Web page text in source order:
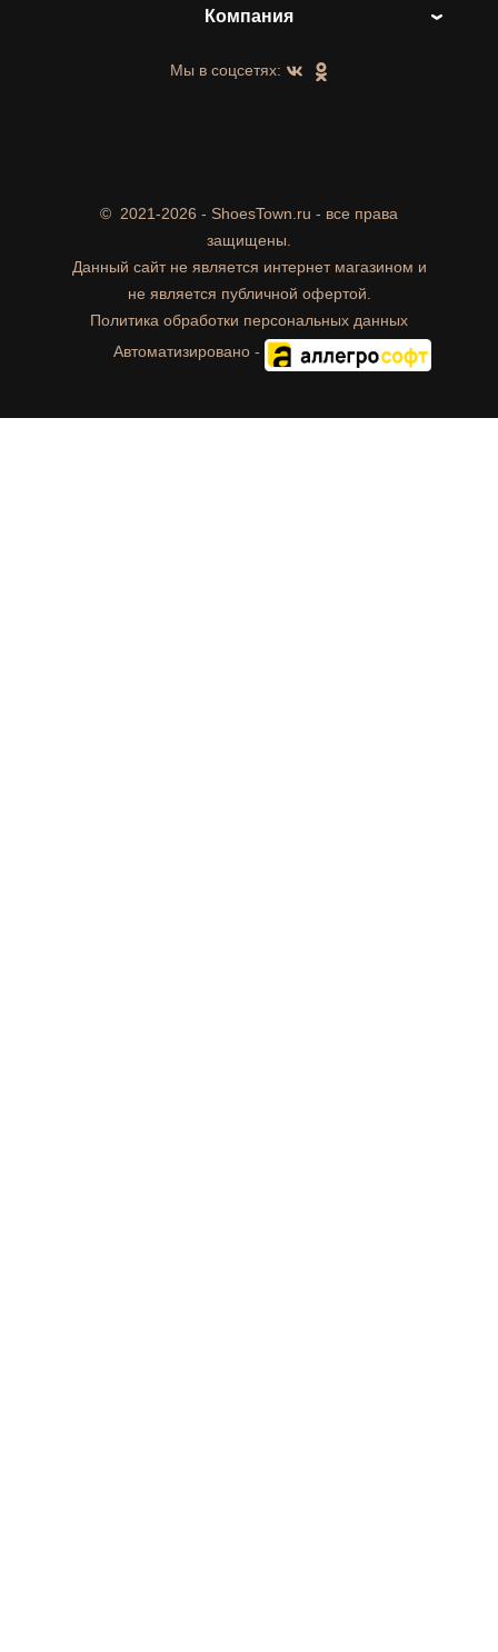
Компания
Мы в соцсетях:
© 2021-2026 - ShoesTown.ru - все права
защищены.
Данный сайт не является интернет магазином и
не является публичной офертой.
Политика обработки персональных данных
Автоматизировано -